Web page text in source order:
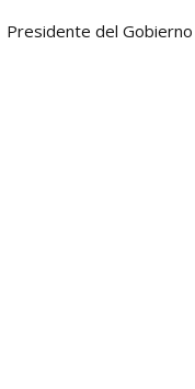
Presidente del Gobierno